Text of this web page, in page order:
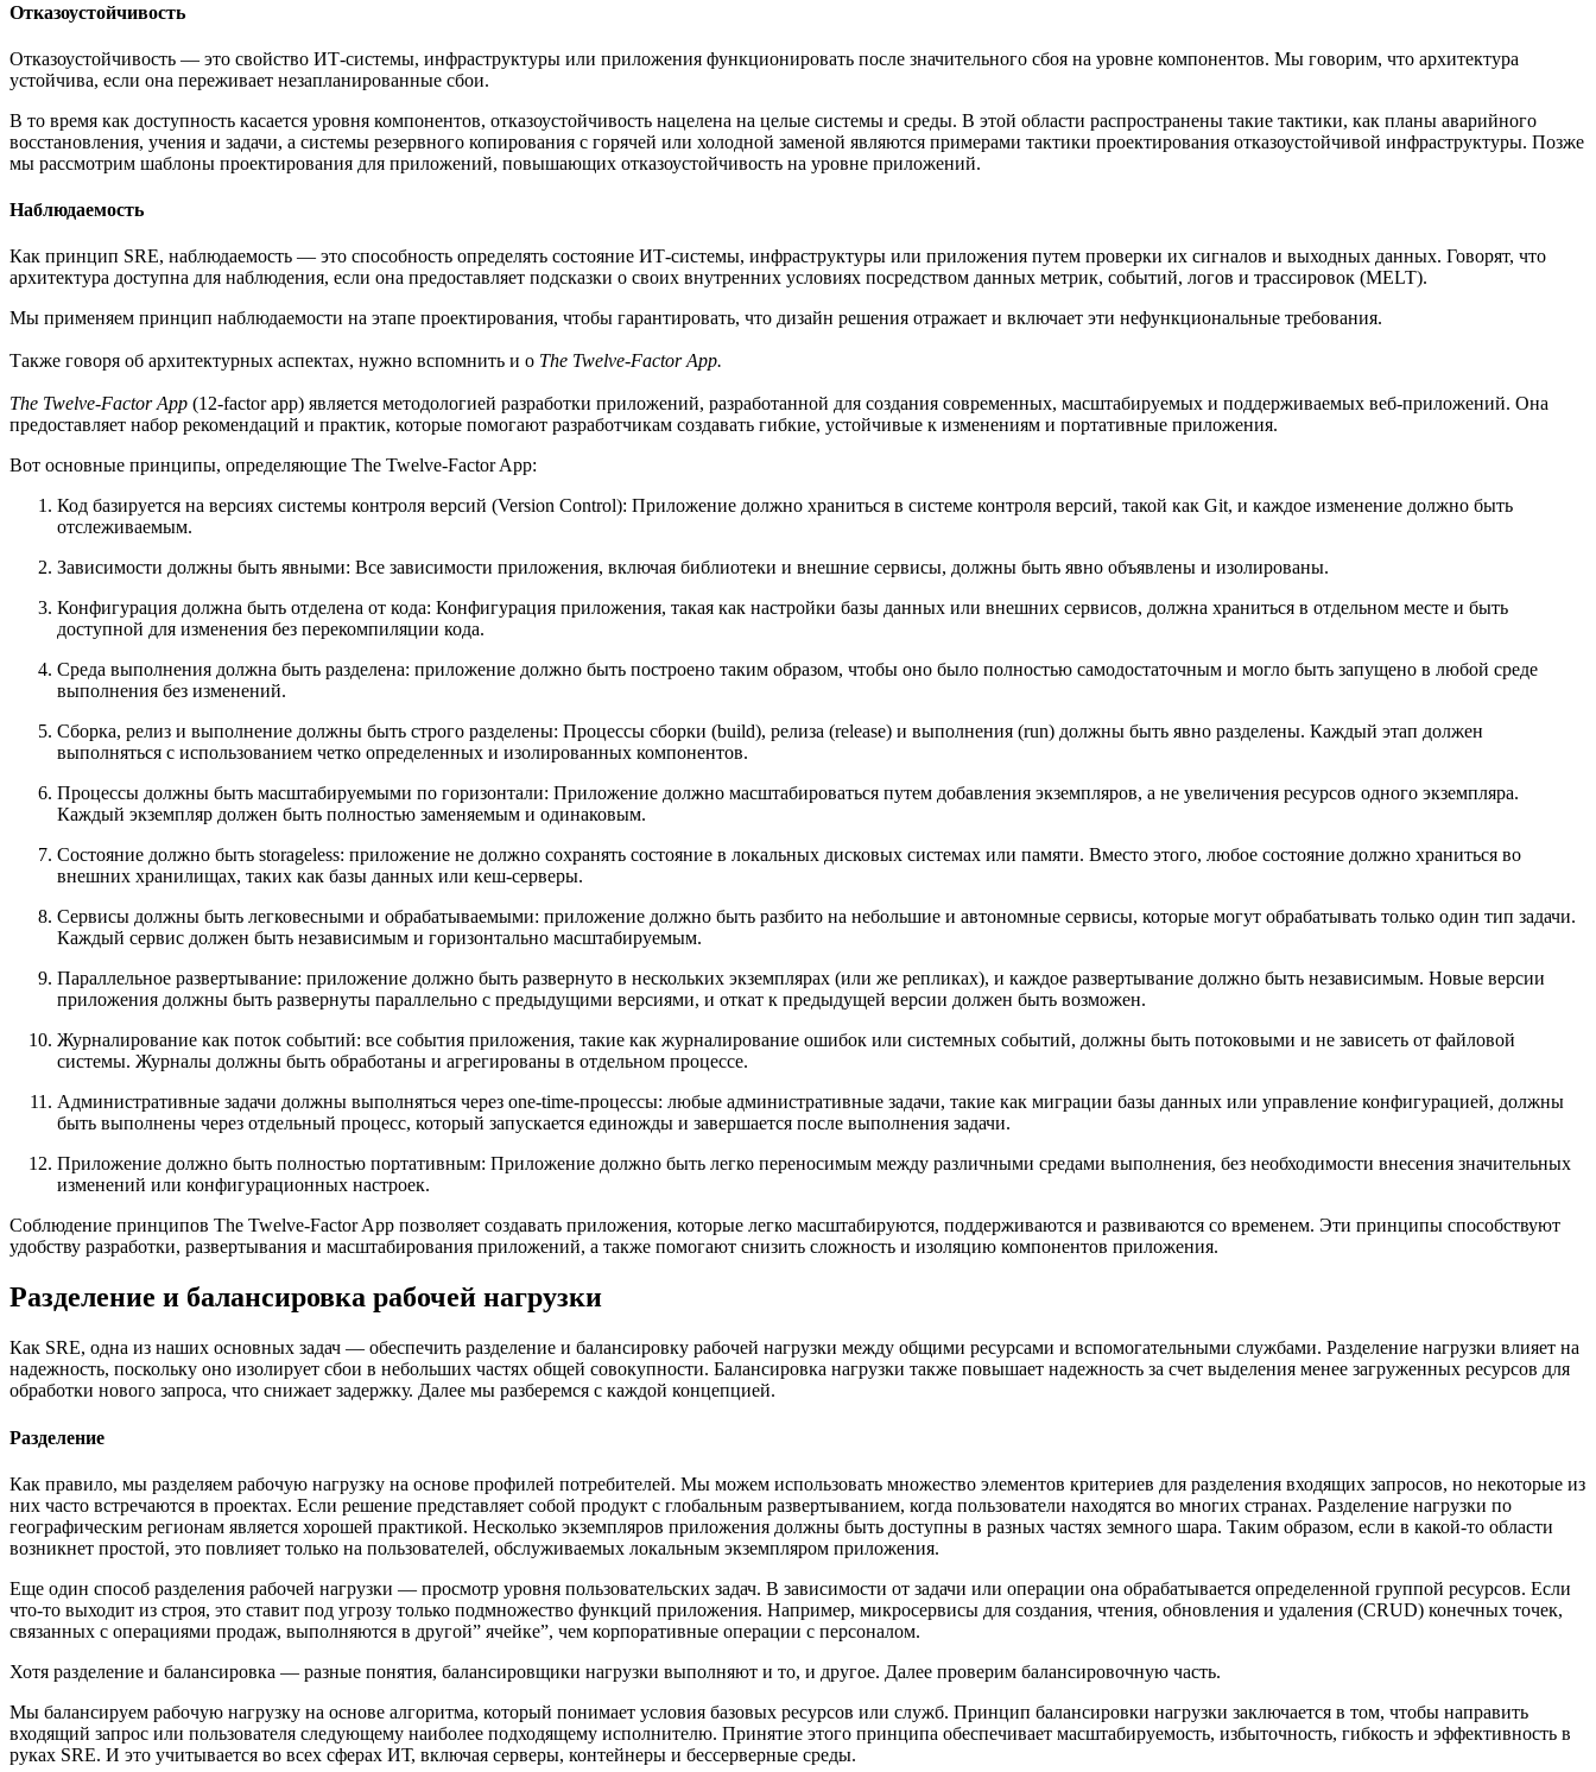
Отказоустойчивость
Отказоустойчивость — это свойство ИТ-системы, инфраструктуры или приложения функционировать после значительного сбоя на уровне компонентов. Мы говорим, что архитектура
устойчива, если она переживает незапланированные сбои.
В то время как доступность касается уровня компонентов, отказоустойчивость нацелена на целые системы и среды. В этой области распространены такие тактики, как планы аварийного
восстановления, учения и задачи, а системы резервного копирования с горячей или холодной заменой являются примерами тактики проектирования отказоустойчивой инфраструктуры. Позже
мы рассмотрим шаблоны проектирования для приложений, повышающих отказоустойчивость на уровне приложений.
Наблюдаемость
Как принцип SRE, наблюдаемость — это способность определять состояние ИТ-системы, инфраструктуры или приложения путем проверки их сигналов и выходных данных. Говорят, что
архитектура доступна для наблюдения, если она предоставляет подсказки о своих внутренних условиях посредством данных метрик, событий, логов и трассировок (MELT).
Мы применяем принцип наблюдаемости на этапе проектирования, чтобы гарантировать, что дизайн решения отражает и включает эти нефункциональные требования.
Также говоря об архитектурных аспектах, нужно вспомнить и о The Twelve-Factor App.
The Twelve-Factor App (12-factor app) является методологией разработки приложений, разработанной для создания современных, масштабируемых и поддерживаемых веб-приложений. Она
предоставляет набор рекомендаций и практик, которые помогают разработчикам создавать гибкие, устойчивые к изменениям и портативные приложения.
Вот основные принципы, определяющие The Twelve-Factor App:
Код базируется на версиях системы контроля версий (Version Control): Приложение должно храниться в системе контроля версий, такой как Git, и каждое изменение должно быть
отслеживаемым.
Зависимости должны быть явными: Все зависимости приложения, включая библиотеки и внешние сервисы, должны быть явно объявлены и изолированы.
Конфигурация должна быть отделена от кода: Конфигурация приложения, такая как настройки базы данных или внешних сервисов, должна храниться в отдельном месте и быть
доступной для изменения без перекомпиляции кода.
Среда выполнения должна быть разделена: приложение должно быть построено таким образом, чтобы оно было полностью самодостаточным и могло быть запущено в любой среде
выполнения без изменений.
Сборка, релиз и выполнение должны быть строго разделены: Процессы сборки (build), релиза (release) и выполнения (run) должны быть явно разделены. Каждый этап должен
выполняться с использованием четко определенных и изолированных компонентов.
Процессы должны быть масштабируемыми по горизонтали: Приложение должно масштабироваться путем добавления экземпляров, а не увеличения ресурсов одного экземпляра.
Каждый экземпляр должен быть полностью заменяемым и одинаковым.
Состояние должно быть storageless: приложение не должно сохранять состояние в локальных дисковых системах или памяти. Вместо этого, любое состояние должно храниться во
внешних хранилищах, таких как базы данных или кеш-серверы.
Сервисы должны быть легковесными и обрабатываемыми: приложение должно быть разбито на небольшие и автономные сервисы, которые могут обрабатывать только один тип задачи.
Каждый сервис должен быть независимым и горизонтально масштабируемым.
Параллельное развертывание: приложение должно быть развернуто в нескольких экземплярах (или же репликах), и каждое развертывание должно быть независимым. Новые версии
приложения должны быть развернуты параллельно с предыдущими версиями, и откат к предыдущей версии должен быть возможен.
Журналирование как поток событий: все события приложения, такие как журналирование ошибок или системных событий, должны быть потоковыми и не зависеть от файловой
системы. Журналы должны быть обработаны и агрегированы в отдельном процессе.
Административные задачи должны выполняться через one-time-процессы: любые административные задачи, такие как миграции базы данных или управление конфигурацией, должны
быть выполнены через отдельный процесс, который запускается единожды и завершается после выполнения задачи.
Приложение должно быть полностью портативным: Приложение должно быть легко переносимым между различными средами выполнения, без необходимости внесения значительных
изменений или конфигурационных настроек.
Соблюдение принципов The Twelve-Factor App позволяет создавать приложения, которые легко масштабируются, поддерживаются и развиваются со временем. Эти принципы способствуют
удобству разработки, развертывания и масштабирования приложений, а также помогают снизить сложность и изоляцию компонентов приложения.
Разделение и балансировка рабочей нагрузки
Как SRE, одна из наших основных задач — обеспечить разделение и балансировку рабочей нагрузки между общими ресурсами и вспомогательными службами. Разделение нагрузки влияет на
надежность, поскольку оно изолирует сбои в небольших частях общей совокупности. Балансировка нагрузки также повышает надежность за счет выделения менее загруженных ресурсов для
обработки нового запроса, что снижает задержку. Далее мы разберемся с каждой концепцией.
Разделение
Как правило, мы разделяем рабочую нагрузку на основе профилей потребителей. Мы можем использовать множество элементов критериев для разделения входящих запросов, но некоторые из
них часто встречаются в проектах. Если решение представляет собой продукт с глобальным развертыванием, когда пользователи находятся во многих странах. Разделение нагрузки по
географическим регионам является хорошей практикой. Несколько экземпляров приложения должны быть доступны в разных частях земного шара. Таким образом, если в какой-то области
возникнет простой, это повлияет только на пользователей, обслуживаемых локальным экземпляром приложения.
Еще один способ разделения рабочей нагрузки — просмотр уровня пользовательских задач. В зависимости от задачи или операции она обрабатывается определенной группой ресурсов. Если
что-то выходит из строя, это ставит под угрозу только подмножество функций приложения. Например, микросервисы для создания, чтения, обновления и удаления (CRUD) конечных точек,
связанных с операциями продаж, выполняются в другой” ячейке”, чем корпоративные операции с персоналом.
Хотя разделение и балансировка — разные понятия, балансировщики нагрузки выполняют и то, и другое. Далее проверим балансировочную часть.
Мы балансируем рабочую нагрузку на основе алгоритма, который понимает условия базовых ресурсов или служб. Принцип балансировки нагрузки заключается в том, чтобы направить
входящий запрос или пользователя следующему наиболее подходящему исполнителю. Принятие этого принципа обеспечивает масштабируемость, избыточность, гибкость и эффективность в
руках SRE. И это учитывается во всех сферах ИТ, включая серверы, контейнеры и бессерверные среды.